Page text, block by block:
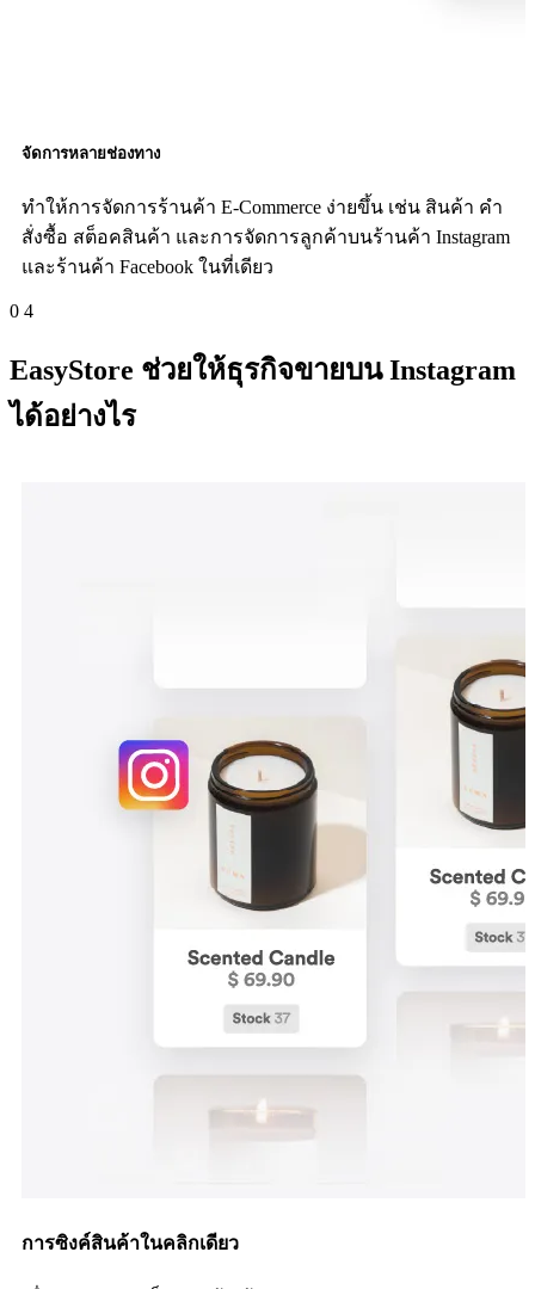
จัดการหลายช่องทาง
ทำให้การจัดการร้านค้า E-Commerce ง่ายขึ้น เช่น สินค้า คำ
สั่งซื้อ สต็อคสินค้า และการจัดการลูกค้าบนร้านค้า Instagram
และร้านค้า Facebook ในที่เดียว
0 4
EasyStore ช่วยให้ธุรกิจขายบน Instagram
ได้อย่างไร
การซิงค์สินค้าในคลิกเดียว